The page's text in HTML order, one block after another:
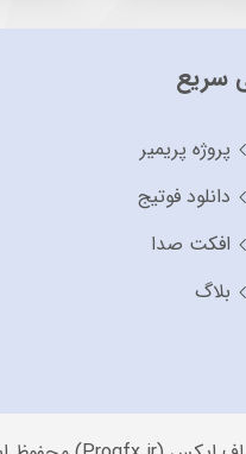
سریع
پروژه پریمیر
دانلود فوتیج
افکت صدا
بلاگ